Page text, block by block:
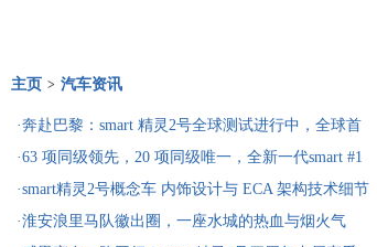
主页 > 汽车资讯
·奔赴巴黎：smart 精灵2号全球测试进行中，全球首
秀在即
·63 项同级领先，20 项同级唯一，全新一代smart #1
即将焕新上市
·smart精灵2号概念车 内饰设计与 ECA 架构技术细节
正式揭晓
·淮安浪里马队徽出圈，一座水城的热血与烟火气